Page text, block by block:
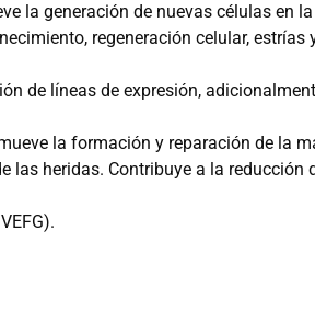
la generación de nuevas células en la
regeneración celular, estrías
de líneas de expresión,
la formación y reparación de la
las heridas. Contribuye a la reducción